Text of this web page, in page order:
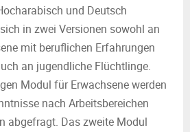
und Deutsch
in zwei Versionen sowohl an
mit beruflichen Erfahrungen
an jugendliche Flüchtlinge.
Modul für Erwachsene werden
nach Arbeitsbereichen
abgefragt. Das zweite Modul